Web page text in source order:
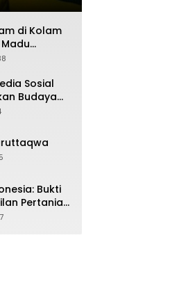
di Kolam
Sosial
Budaya
Bukti
Pertanian
Bekasi